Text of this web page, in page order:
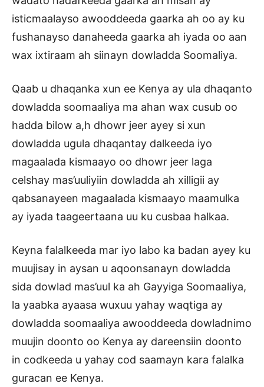
isticmaalayso awooddeeda gaarka ah oo ay ku
fushanayso danaheeda gaarka ah iyada oo aan
wax ixtiraam ah siinayn dowladda Soomaliya.
Qaab u dhaqanka xun ee Kenya ay ula dhaqanto
dowladda soomaaliya ma ahan wax cusub oo
hadda bilow a,h dhowr jeer ayey si xun
dowladda ugula dhaqantay dalkeeda iyo
magaalada kismaayo oo dhowr jeer laga
celshay mas’uuliyiin dowladda ah xilligii ay
qabsanayeen magaalada kismaayo maamulka
ay iyada taageertaana uu ku cusbaa halkaa.
Keyna falalkeeda mar iyo labo ka badan ayey ku
muujisay in aysan u aqoonsanayn dowladda
sida dowlad mas’uul ka ah Gayyiga Soomaaliya,
la yaabka ayaasa wuxuu yahay waqtiga ay
dowladda soomaaliya awooddeeda dowladnimo
muujin doonto oo Kenya ay dareensiin doonto
in codkeeda u yahay cod saamayn kara falalka
guracan ee Kenya.